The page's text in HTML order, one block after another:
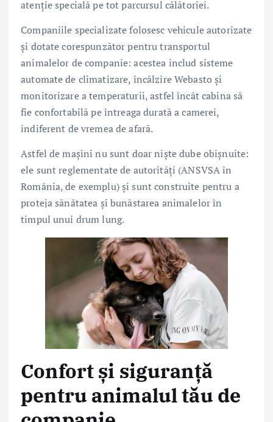
atenție specială pe tot parcursul călătoriei.
Companiile specializate folosesc vehicule autorizate
și dotate corespunzător pentru transportul
animalelor de companie: acestea includ sisteme
automate de climatizare, încălzire Webasto și
monitorizare a temperaturii, astfel încât cabina să
fie confortabilă pe întreaga durată a camerei,
indiferent de vremea de afară.
Astfel de mașini nu sunt doar niște dube obișnuite:
ele sunt reglementate de autorități (ANSVSA în
România, de exemplu) și sunt construite pentru a
proteja sănătatea și bunăstarea animalelor în
timpul unui drum lung.
Confort și siguranță
pentru animalul tău de